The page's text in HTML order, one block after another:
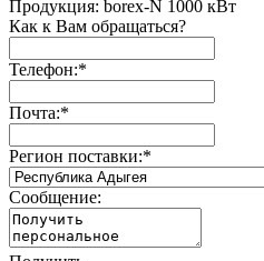
Продукция: borex-N 1000 кВт
Как к Вам обращаться?
Телефон:*
Почта:*
Регион поставки:*
Сообщение: